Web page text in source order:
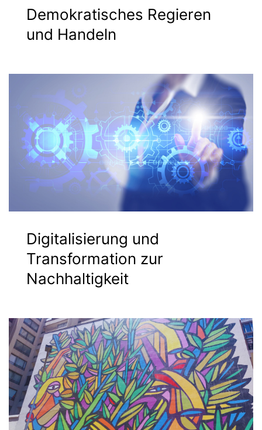
Demokratisches Regieren
und Handeln
Digitalisierung und
Transformation zur
Nachhaltigkeit